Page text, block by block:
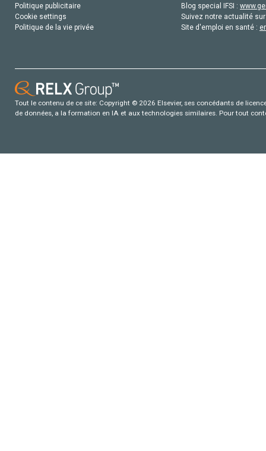
Politique publicitaire
Cookie settings
Politique de la vie privée
Blog special IFSI :
Suivez notre actualité
Site d'emploi en santé :
Tout le contenu de ce site: Copyright © 2026 Elsevier, ses concédants de
de données, a la formation en IA et aux technologies similaires. Pour tout